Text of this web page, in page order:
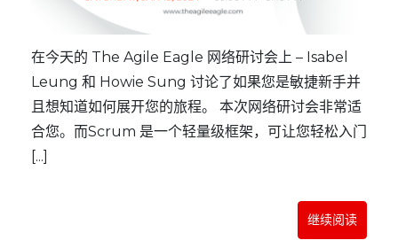
在今天的 The Agile Eagle 网络研讨会上 – Isabel
Leung 和 Howie Sung 讨论了如果您是敏捷新手并
且想知道如何展开您的旅程。 本次网络研讨会非常适
合您。而Scrum 是一个轻量级框架，可让您轻松入门
[...]
继续阅读